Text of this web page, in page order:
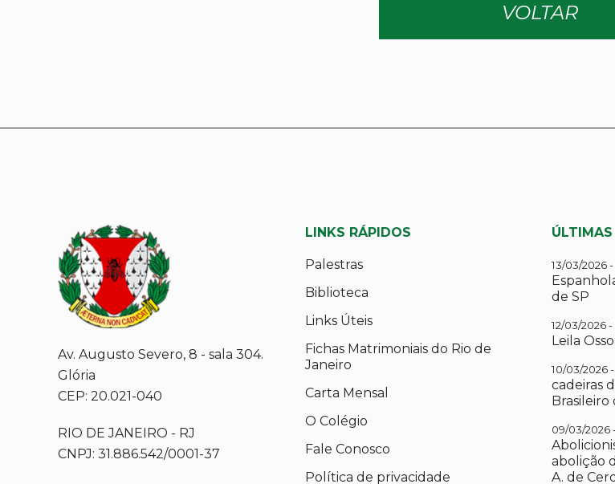
VOLTAR
Av. Augusto Severo, 8 - sala 304.
Glória
CEP: 20.021-040
RIO DE JANEIRO - RJ
CNPJ: 31.886.542/0001-37
LINKS RÁPIDOS
Palestras
Biblioteca
Links Úteis
Fichas Matrimoniais do Rio de
Janeiro
Carta Mensal
O Colégio
Fale Conosco
Política de privacidade
13/03/2026 -
de SP
12/03/2026 -
Leila
10/03/2026 -
cadeiras
Brasileiro
09/03/2026
abolição
A. de